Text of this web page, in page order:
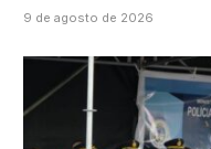
9 de agosto de 2026